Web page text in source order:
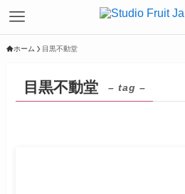
ホーム 目黒不動堂
目黒不動堂 – tag –